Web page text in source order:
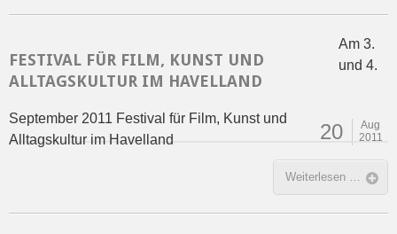
FESTIVAL FÜR FILM, KUNST UND
ALLTAGSKULTUR IM HAVELLAND
20
Aug
2011
Am 3.
und 4.
September 2011 Festival für Film, Kunst und
Alltagskultur im Havelland
Weiterlesen …